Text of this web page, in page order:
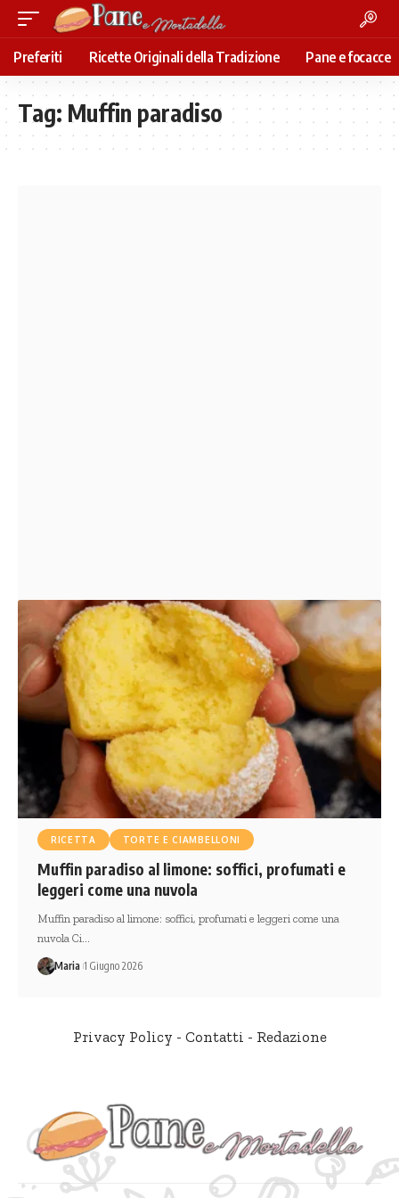
Preferiti Ricette Originali della Tradizione Pane e focacce
Tag: Muffin paradiso
RICETTA TORTE E CIAMBELLONI
Muffin paradiso al limone: soffici, profumati e
leggeri come una nuvola
Muffin paradiso al limone: soffici, profumati e leggeri come una
nuvola Ci…
Maria 1 Giugno 2026
Privacy Policy - Contatti - Redazione